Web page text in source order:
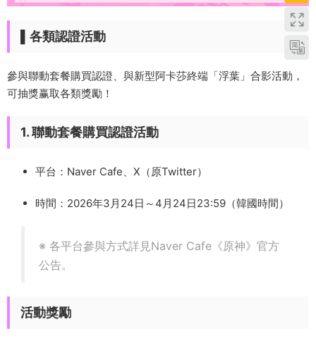
▌各類認證活動
參與聯動套餐購買認證、與新型阿卡莎終端「浮葉」合影活動，
可抽獎赢取各類獎勵！
1. 聯動套餐購買認證活動
平台：Naver Cafe、X（原Twitter）
時間：2026年3月24日～4月24日23:59（韓國時間）
※ 各平台參與方式詳見Naver Cafe《原神》官方
公告。
活動獎勵